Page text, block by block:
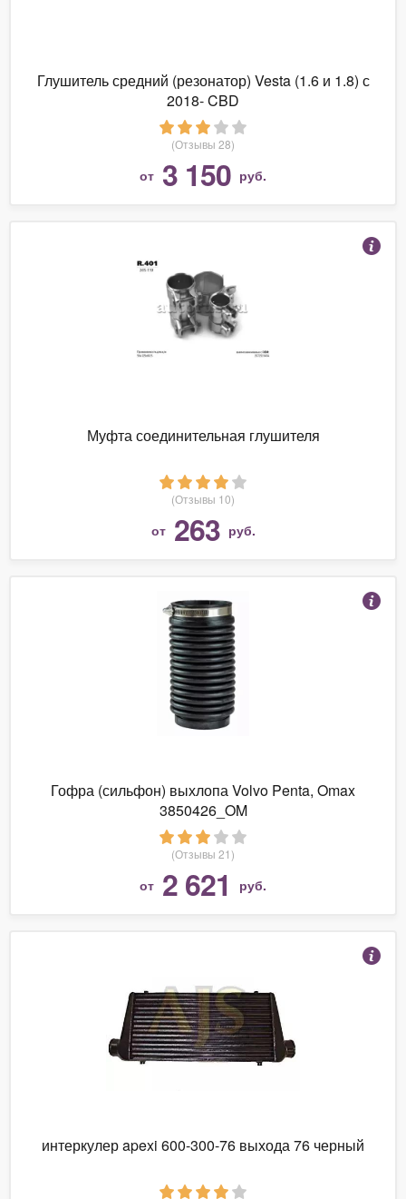
Глушитель средний (резонатор) Vesta (1.6 и 1.8) с
2018- CBD
(Отзывы 28)
от 3 150 руб.
Муфта соединительная глушителя
(Отзывы 10)
от 263 руб.
Гофра (сильфон) выхлопа Volvo Penta, Omax
3850426_OM
(Отзывы 21)
от 2 621 руб.
интеркулер apexi 600-300-76 выхода 76 черный